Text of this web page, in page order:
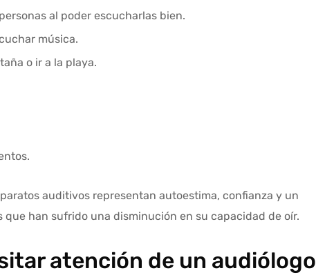
al poder escucharlas bien.
música.
o ir a la playa.
auditivos representan autoestima, confianza y un
han sufrido una disminución en su capacidad de oír.
atención de un audiólogo